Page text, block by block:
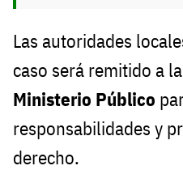
Las autoridades
caso será remitido a la
Ministerio Público
responsabilidades y
derecho.